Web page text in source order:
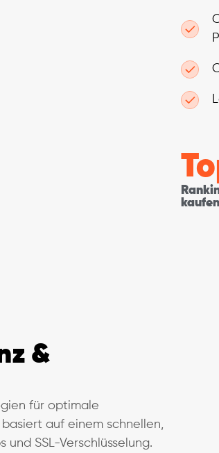
&
für optimale
auf einem schnellen,
SSL-Verschlüsselung.